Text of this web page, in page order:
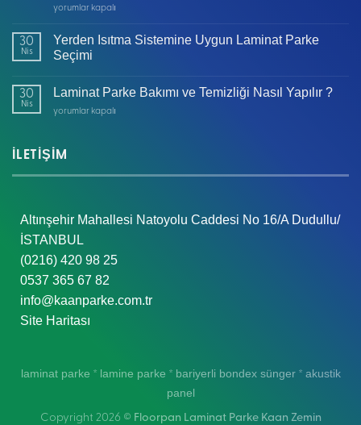
Laminat
Suya
Dayanıklı
Su
mi?
yorumlar kapalı
30
Nis
Yerden Isıtma Sistemine Uygun Laminat Parke
Seçimi
30
Nis
Laminat Parke Bakımı ve Temizliği Nasıl Yapılır ?
Laminat
ve
için
yorumlar kapalı
İLETİŞİM
Altınşehir Mahallesi Natoyolu Caddesi No 16/A Dudullu/
İSTANBUL
(0216) 420 98 25
0537 365 67 82
info@kaanparke.com.tr
Site Haritası
laminat parke * lamine parke * bariyerli bondex sünger* akustik
panel
Copyright 2026 © Floorpan Laminat Parke Kaan Zemin